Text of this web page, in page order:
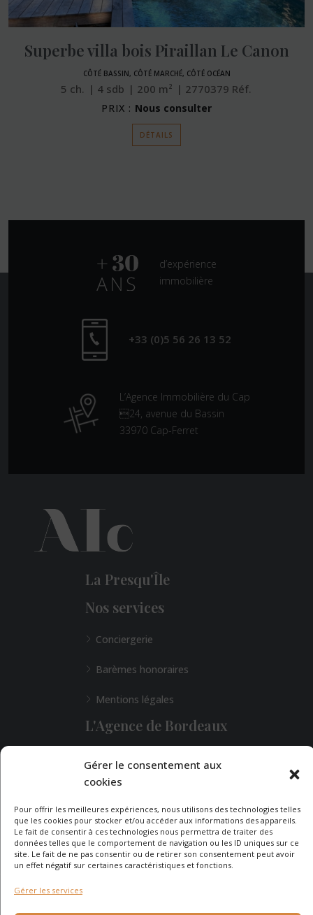
Gérer le consentement aux
cookies
Pour offrir les meilleures expériences, nous utilisons des technologies telles
que les cookies pour stocker et/ou accéder aux informations des appareils.
Le fait de consentir à ces technologies nous permettra de traiter des
données telles que le comportement de navigation ou les ID uniques sur ce
site. Le fait de ne pas consentir ou de retirer son consentement peut avoir
un effet négatif sur certaines caractéristiques et fonctions.
Gérer les services
Superbe villa bois Piraillan Le Canon
CÔTÉ BASSIN, CÔTÉ MARCHÉ, CÔTÉ OCÉAN
5 ch. 4 sdb 200 m² 2770379 Réf.
PRIX : Nous consulter
DÉTAILS
d’expérience
immobilière
+33 (0)5 56 26 13 52
L’Agence Immobilière du Cap
24, avenue du Bassin
33970 Cap-Ferret
La Presqu'Île
Nos services
Conciergerie
Barèmes honoraires
Mentions légales
L'Agence de Bordeaux
Une demande particulière ?
CONTACTEZ-NOUS
© 2026 - Agence Immobilière du Cap - site réalisé par